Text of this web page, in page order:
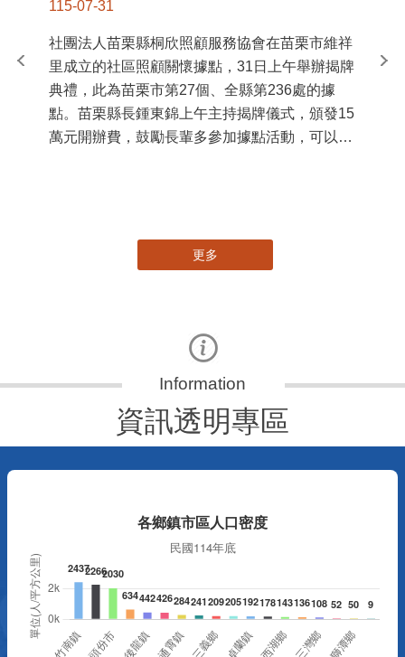
115-07-31
社團法人苗栗縣桐欣照顧服務協會在苗栗市維祥
里成立的社區照顧關懷據點，31日上午舉辦揭牌
典禮，此為苗栗市第27個、全縣第236處的據
點。苗栗縣長鍾東錦上午主持揭牌儀式，頒發15
萬元開辦費，鼓勵長輩多參加據點活動，可以更
苗
更多
資訊透明專區